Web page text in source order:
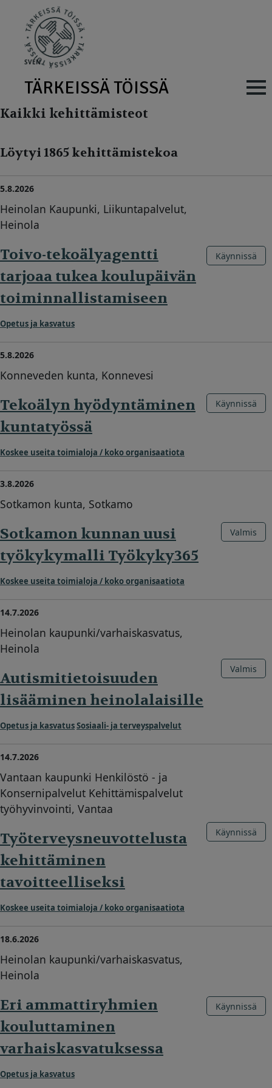
SVEN
TÄRKEISSÄ TÖISSÄ Main
Kaikki kehittämisteot
Löytyi 1865 kehittämistekoa
5.8.2026
Heinolan Kaupunki, Liikuntapalvelut,
Heinola
Toivo-tekoälyagentti
tarjoaa tukea koulupäivän
toiminnallistamiseen
Opetus ja kasvatus
Käynnissä
5.8.2026
Konneveden kunta, Konnevesi
Tekoälyn hyödyntäminen
kuntatyössä
Koskee useita toimialoja / koko organisaatiota
Käynnissä
3.8.2026
Sotkamon kunta, Sotkamo
Sotkamon kunnan uusi
työkykymalli Työkyky365
Koskee useita toimialoja / koko organisaatiota
Valmis
14.7.2026
Heinolan kaupunki/varhaiskasvatus,
Heinola
Autismitietoisuuden
lisääminen heinolalaisille
Opetus ja kasvatusSosiaali- ja terveyspalvelut
Valmis
14.7.2026
Vantaan kaupunki Henkilöstö - ja
Konsernipalvelut Kehittämispalvelut
työhyvinvointi, Vantaa
Työterveysneuvottelusta
kehittäminen
tavoitteelliseksi
Koskee useita toimialoja / koko organisaatiota
Käynnissä
18.6.2026
Heinolan kaupunki/varhaiskasvatus,
Heinola
Eri ammattiryhmien
kouluttaminen
varhaiskasvatuksessa
Opetus ja kasvatus
Käynnissä